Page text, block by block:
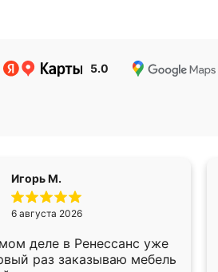
5.0
Игорь М.
6 августа 2026
деле в Ренессанс уже
раз заказываю мебель